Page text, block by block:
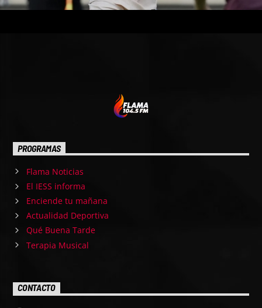
PROGRAMAS
Flama Noticias
El IESS informa
Enciende tu mañana
Actualidad Deportiva
Qué Buena Tarde
Terapia Musical
CONTACTO